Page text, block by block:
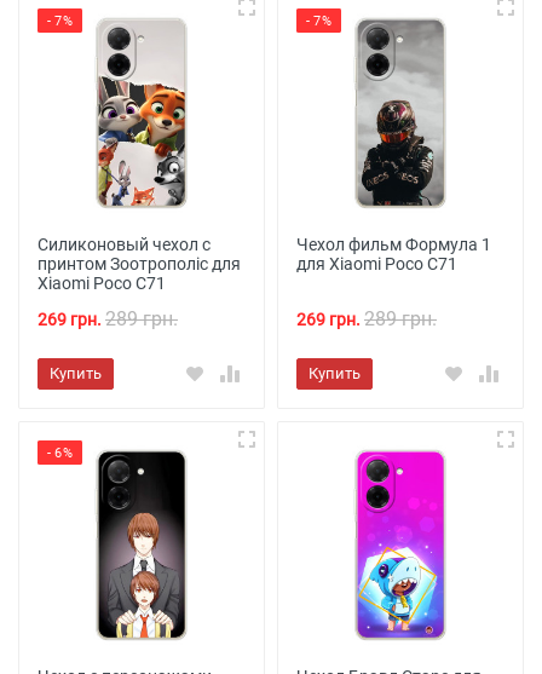
- 7%
Силиконовый чехол с
принтом Зоотрополіс для
Xiaomi Poco C71
269 грн. 289 грн.
Купить
- 7%
Чехол фильм Формула 1
для Xiaomi Poco C71
269 грн. 289 грн.
Купить
- 6%